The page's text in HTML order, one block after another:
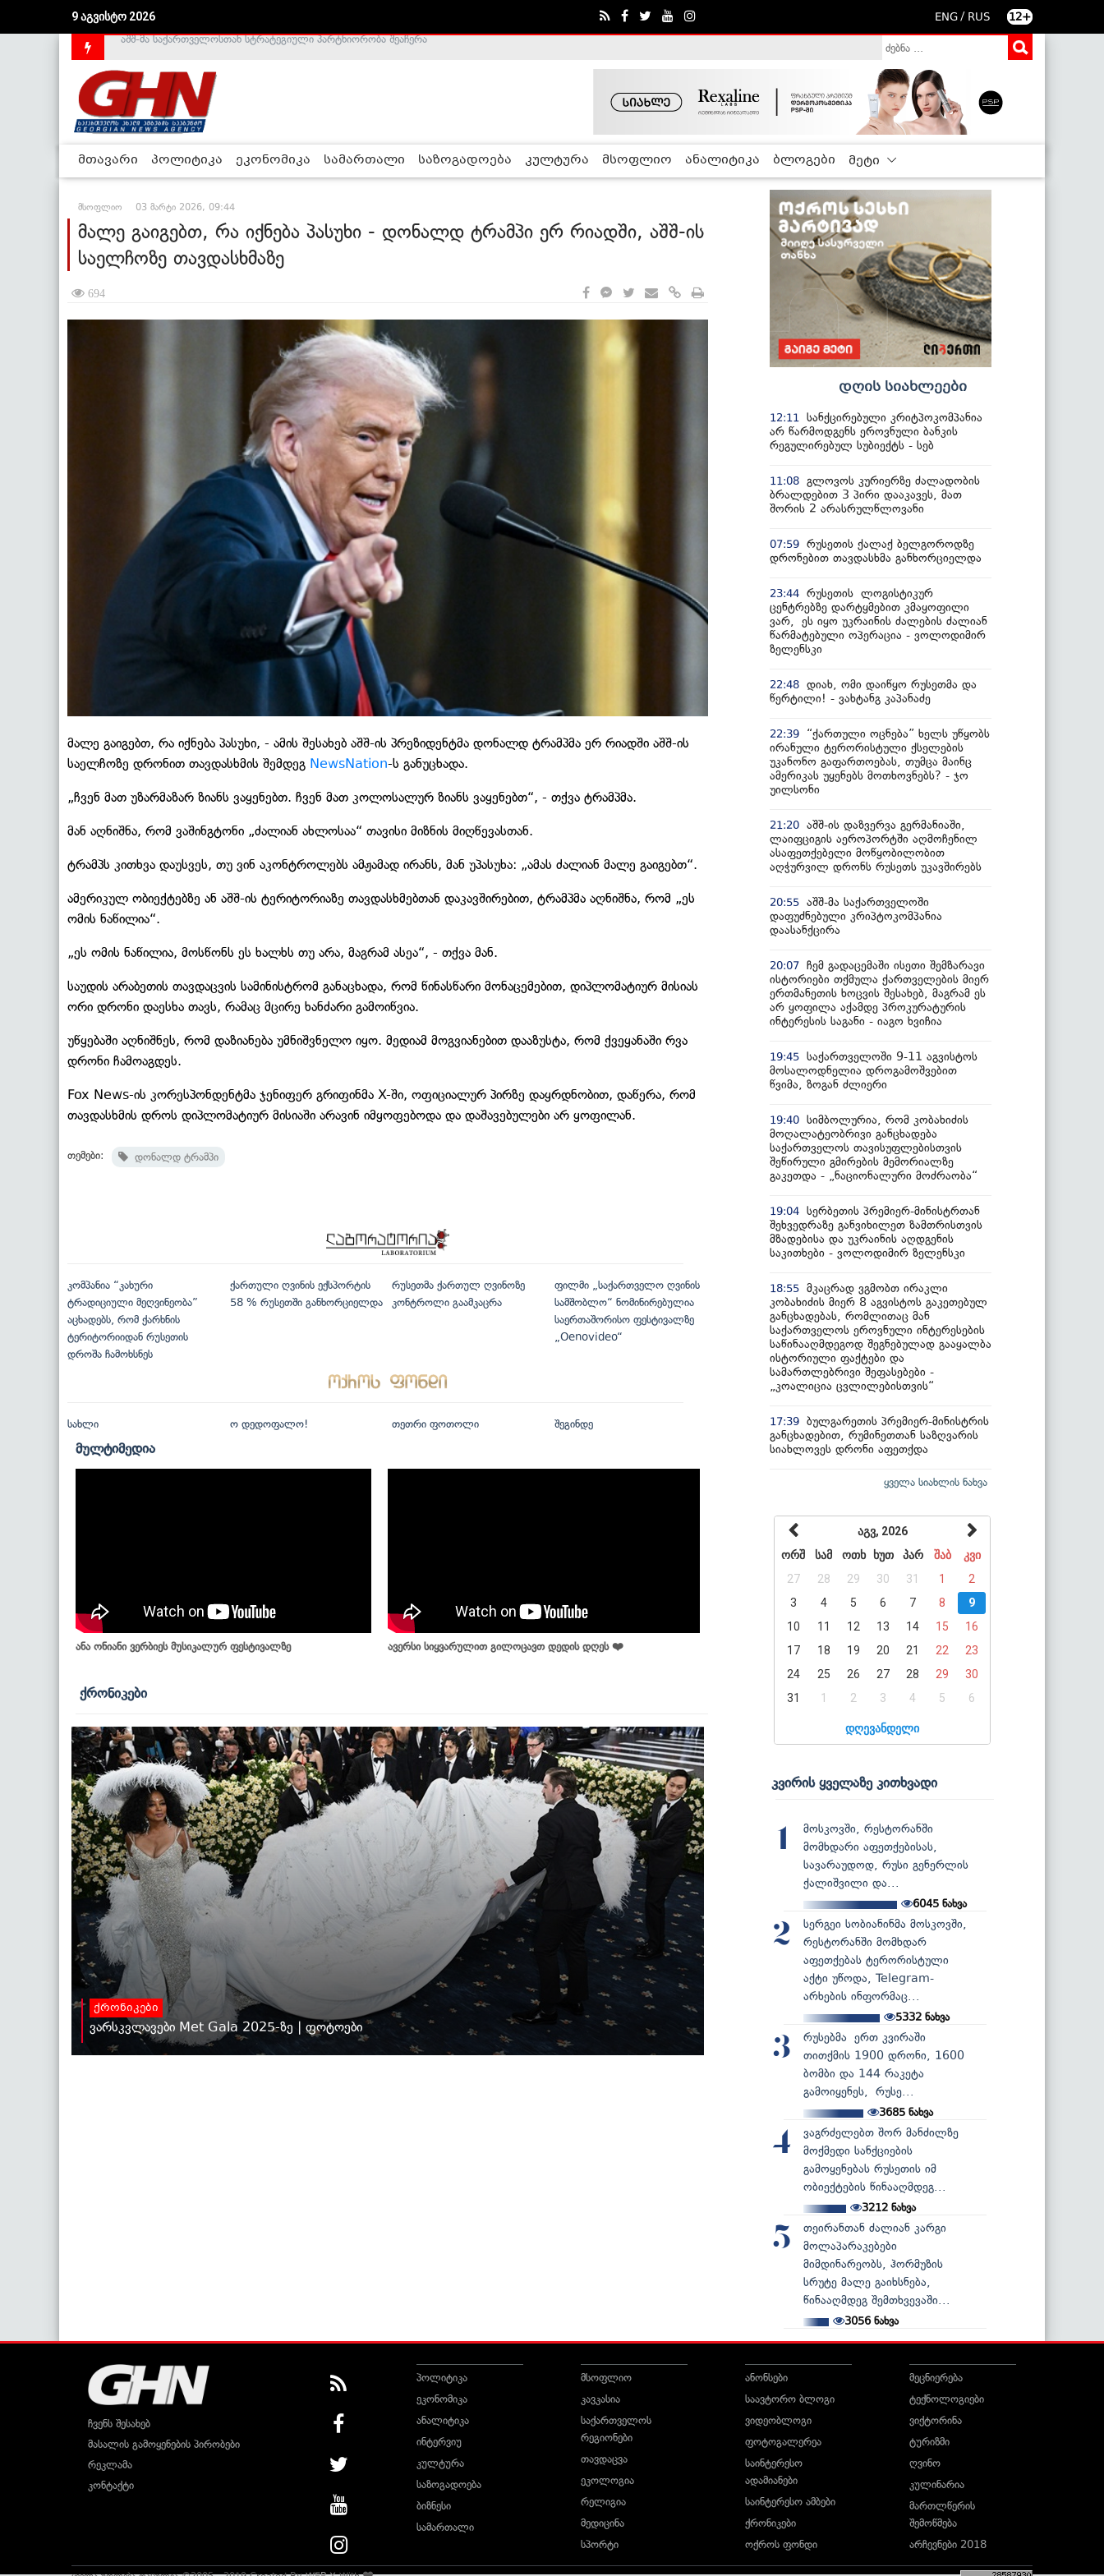
9 აგვისტო 2026 ENG / RUS 12+
საქართველოს დე-ფაქტო მთავრობა არალეგიტიმურია - ჰელსინკის კომისია
მთავარი პოლიტიკა ეკონომიკა სამართალი საზოგადოება კულტურა მსოფლიო ანალიტიკა ბლოგები მეტი
მსოფლიო 03 მარტი 2026, 09:44
მალე გაიგებთ, რა იქნება პასუხი - დონალდ ტრამპი ერ რიადში, აშშ-ის
საელჩოზე თავდასხმაზე
694
მალე გაიგებთ, რა იქნება პასუხი, - ამის შესახებ აშშ-ის პრეზიდენტმა დონალდ ტრამპმა ერ რიადში აშშ-ის
საელჩოზე დრონით თავდასხმის შემდეგ NewsNation-ს განუცხადა.
„ჩვენ მათ უზარმაზარ ზიანს ვაყენებთ. ჩვენ მათ კოლოსალურ ზიანს ვაყენებთ“, - თქვა ტრამპმა.
მან აღნიშნა, რომ ვაშინგტონი „ძალიან ახლოსაა“ თავისი მიზნის მიღწევასთან.
ტრამპს კითხვა დაუსვეს, თუ ვინ აკონტროლებს ამჟამად ირანს, მან უპასუხა: „ამას ძალიან მალე გაიგებთ“.
ამერიკულ ობიექტებზე ან აშშ-ის ტერიტორიაზე თავდასხმებთან დაკავშირებით, ტრამპმა აღნიშნა, რომ „ეს
ომის ნაწილია“.
„ეს ომის ნაწილია, მოსწონს ეს ხალხს თუ არა, მაგრამ ასეა“, - თქვა მან.
საუდის არაბეთის თავდაცვის სამინისტრომ განაცხადა, რომ წინასწარი მონაცემებით, დიპლომატიურ მისიას
ორი დრონი დაესხა თავს, რამაც მცირე ხანძარი გამოიწვია.
უწყებაში აღნიშნეს, რომ დაზიანება უმნიშვნელო იყო. მედიამ მოგვიანებით დააზუსტა, რომ ქვეყანაში რვა
დრონი ჩამოაგდეს.
Fox News-ის კორესპონდენტმა ჯენიფერ გრიფინმა X-ში, ოფიციალურ პირზე დაყრდნობით, დაწერა, რომ
თავდასხმის დროს დიპლომატიურ მისიაში არავინ იმყოფებოდა და დაშავებულები არ ყოფილან.
თემები: დონალდ ტრამპი
კომპანია “კახური
ტრადიციული მეღვინეობა”
აცხადებს, რომ ქარხნის
ტერიტორიიდან რუსეთის
დროშა ჩამოხსნეს
ქართული ღვინის ექსპორტის
58 % რუსეთში განხორციელდა
რუსეთმა ქართულ ღვინოზე
კონტროლი გაამკაცრა
ფილმი „საქართველო ღვინის
სამშობლო“ ნომინირებულია
საერთაშორისო ფესტივალზე
„Oenovideo“
სახლი ო დედოფალო! თეთრი ფოთოლი შეგინდე
მულტიმედია
ანა ონიანი ვერბიეს მუსიკალურ ფესტივალზე ავერსი სიყვარულით გილოცავთ დედის დღეს ❤️
ქრონიკები
ქრონიკები
ვარსკვლავები Met Gala 2025-ზე | ფოტოები
დღის სიახლეები
12:11
სანქცირებული კრიტპოკომპანია
არ წარმოდგენს ეროვნული ბანკის
რეგულირებულ სუბიექტს - სებ
11:08 გლოვოს კურიერზე ძალადობის
ბრალდებით 3 პირი დააკავეს, მათ
შორის 2 არასრულწლოვანი
07:59 რუსეთის ქალაქ ბელგოროდზე
დრონებით თავდასხმა განხორციელდა
23:44 რუსეთის ლოგისტიკურ
ცენტრებზე დარტყმებით კმაყოფილი
ვარ, ეს იყო უკრაინის ძალების ძალიან
წარმატებული ოპერაცია - ვოლოდიმირ
ზელენსკი
22:48 დიახ, ომი დაიწყო რუსეთმა და
წერტილი! - ვახტანგ კაპანაძე
22:39
“ქართული ოცნება” ხელს უწყობს
ირანული ტერორისტული ქსელების
უკანონო გაფართოებას, თუმცა მაინც
ამერიკას უყენებს მოთხოვნებს? - ჯო
უილსონი
21:20 აშშ-ის დაზვერვა გერმანიაში,
ლაიფციგის აეროპორტში აღმოჩენილ
ასაფეთქებელი მოწყობილობით
აღჭურვილ დრონს რუსეთს უკავშირებს
20:55 აშშ-მა საქართველოში
დაფუძნებული კრიპტოკომპანია
დაასანქცირა
20:07 ჩემ გადაცემაში ისეთი შემზარავი
ისტორიები თქმულა ქართველების მიერ
ერთმანეთის ხოცვის შესახებ, მაგრამ ეს
არ ყოფილა აქამდე პროკურატურის
ინტერესის საგანი - იაგო ხვიჩია
19:45 საქართველოში 9-11 აგვისტოს
მოსალოდნელია დროგამოშვებით
წვიმა, ზოგან ძლიერი
19:40 სიმბოლურია, რომ კობახიძის
მოღალატეობრივი განცხადება
საქართველოს თავისუფლებისთვის
შეწირული გმირების მემორიალზე
გაკეთდა - „ნაციონალური მოძრაობა“
19:04 სერბეთის პრემიერ-მინისტრთან
შეხვედრაზე განვიხილეთ ზამთრისთვის
მზადებისა და უკრაინის აღდგენის
საკითხები - ვოლოდიმირ ზელენსკი
18:55 მკაცრად ვგმობთ ირაკლი
კობახიძის მიერ 8 აგვისტოს გაკეთებულ
განცხადებას, რომლითაც მან
საქართველოს ეროვნული ინტერესების
საწინააღმდეგოდ შეგნებულად გააყალბა
ისტორიული ფაქტები და
სამართლებრივი შეფასებები -
„კოალიცია ცვლილებისთვის“
17:39 ბულგარეთის პრემიერ-მინისტრის
განცხადებით, რუმინეთთან საზღვარის
სიახლოვეს დრონი აფეთქდა
ყველა სიახლის ნახვა
აგვ, 2026
ორშ
სამ ოთხ ხუთ პარ შაბ
კვი
27
28 29 30 31 1
2
3
4 5 6 7 8
9
10
11 12 13 14 15
16
17
18 19 20 21 22
23
24
25 26 27 28 29
30
31
1 2 3 4 5 6
დღევანდელი
კვირის ყველაზე კითხვადი
1
მოსკოვში, რესტორანში
მომხდარი აფეთქებისას,
სავარაუდოდ, რუსი გენერლის
ქალიშვილი და...
6045 ნახვა
2
სერგეი სობიანინმა მოსკოვში,
რესტორანში მომხდარ
აფეთქებას ტერორისტული
აქტი უწოდა, Telegram-
არხების ინფორმაც...
5332 ნახვა
3
რუსებმა ერთ კვირაში
თითქმის 1900 დრონი, 1600
ბომბი და 144 რაკეტა
გამოიყენეს, რუსე...
3685ნახვა
4
ვაგრძელებთ შორ მანძილზე
მოქმედი სანქციების
გამოყენებას რუსეთის იმ
ობიექტების წინააღმდეგ...
3212ნახვა
5
თეირანთან ძალიან კარგი
მოლაპარაკებები
მიმდინარეობს, ჰორმუზის
სრუტე მალე გაიხსნება,
წინააღმდეგ შემთხვევაში...
3056ნახვა
ჩვენს შესახებ
მასალის გამოყენების პირობები
რეკლამა
კონტაქტი
პოლიტიკა
ეკონომიკა
ანალიტიკა
ინტერვიუ
კულტურა
საზოგადოება
ბიზნესი
სამართალი
მსოფლიო
კავკასია
საქართველოს
რეგიონები
თავდაცვა
ეკოლოგია
რელიგია
მედიცინა
სპორტი
ანონსები
საავტორო ბლოგი
ვიდეობლოგი
ფოტოგალერეა
საინტერესო
ადამიანები
საინტერესო ამბები
ქრონიკები
ოქროს ფონდი
მეცნიერება
ტექნოლოგიები
ვიქტორინა
ტურიზმი
ღვინო
კულინარია
მართლწერის
შემოწმება
არჩევნები 2018